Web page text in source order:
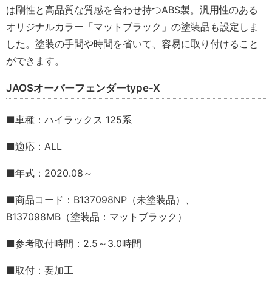
は剛性と高品質な質感を合わせ持つABS製。汎用性のある
オリジナルカラー「マットブラック」の塗装品も設定しま
した。塗装の手間や時間を省いて、容易に取り付けること
ができます。
JAOSオーバーフェンダーtype-X
■車種：ハイラックス 125系
■適応：ALL
■年式：2020.08～
■商品コード：B137098NP（未塗装品）、
B137098MB（塗装品：マットブラック）
■参考取付時間：2.5～3.0時間
■取付：要加工